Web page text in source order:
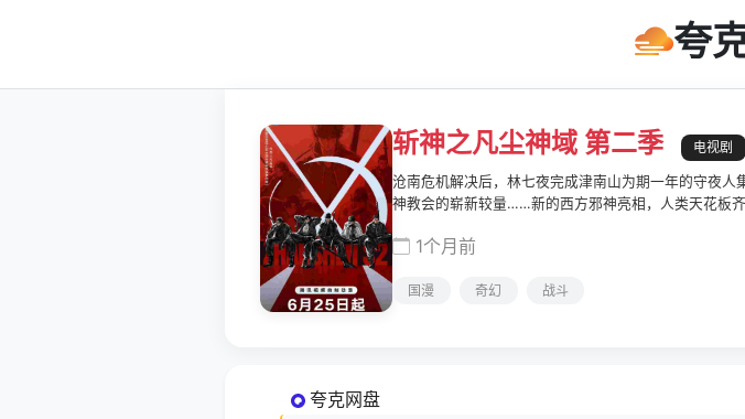
夸
斩神之凡尘神域 第二季 电视剧
沧南危机解决后，林七夜完成津南山为期一年的守夜
神教会的崭新较量……新的西方邪神亮相，人类天花板
1个月前
国漫 奇幻 战斗
夸克网盘